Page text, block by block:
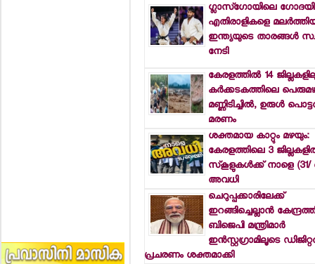
ഗ്ലാസ്‌ഗോയിലെ
എതിരാളികളെ
ഇന്ത്യയുടെ താരങ്ങള്‍
നേടി
കേരളത്തില്‍ 14
കര്‍ക്കടകത്തിലെ
മണ്ണിടിച്ചില്‍, ഉരുള്‍
മരണം
ശക്തമായ കാറ്റും മഴയും:
കേരളത്തിലെ 3
സ്‌കൂളുകള്‍ക്ക് നാളെ (31/
അവധി
ചെറുപ്പക്കാരിലേക്ക്
ഇറങ്ങിച്ചെല്ലാന്‍
ബിജെപി മന്ത്രിമാര്‍
ഇന്‍സ്റ്റഗ്രാമിലൂടെ
പ്രചരണം ശക്തമാക്കി